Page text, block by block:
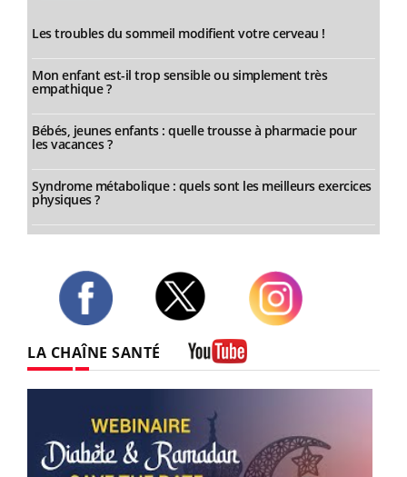
Les troubles du sommeil modifient votre cerveau !
Mon enfant est-il trop sensible ou simplement très
empathique ?
Bébés, jeunes enfants : quelle trousse à pharmacie pour
les vacances ?
Syndrome métabolique : quels sont les meilleurs exercices
physiques ?
LA CHAÎNE SANTÉ